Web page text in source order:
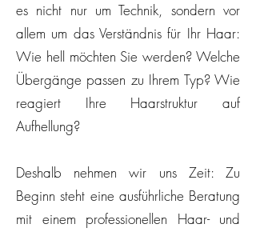
es nicht nur um Technik, sondern vor
allem um das Verständnis für Ihr Haar:
Wie hell möchten Sie werden? Welche
Übergänge passen zu Ihrem Typ? Wie
reagiert Ihre Haarstruktur auf
Aufhellung?
Deshalb nehmen wir uns Zeit: Zu
Beginn steht eine ausführliche Beratung
mit einem professionellen Haar- und